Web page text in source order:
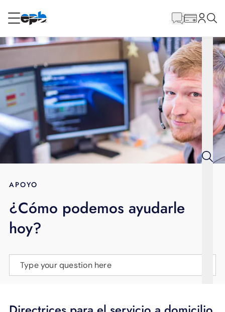
RESIDENCIAL
Internet
Energía
Televisión
BLOG
APOYO
principal
APOYO
¿Cómo podemos ayudarle
hoy?
Type your question here